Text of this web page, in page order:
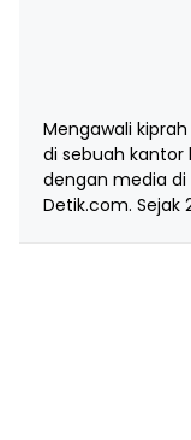
Mengawali
di sebuah kantor
dengan media di
Detik.com. Sejak